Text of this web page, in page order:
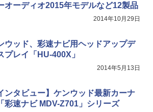
オーディオ2015年モデルなど12製品
2014年10月29日
ウッド、彩速ナビ用ヘッドアップデ
プレイ「HU-400X」
2014年5月13日
ンタビュー】ケンウッド最新カーナ
彩速ナビ MDV-Z701」シリーズ